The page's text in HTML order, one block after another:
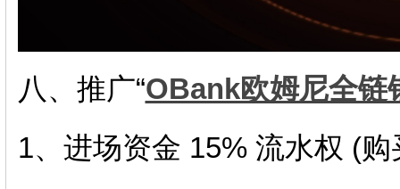
八、推广“OBank欧姆尼全链
1、进场资金 15% 流水权 (